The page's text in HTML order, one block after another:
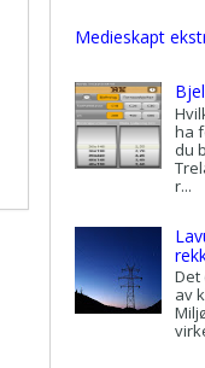
Medieskapt
ha
du
r...
Det
av